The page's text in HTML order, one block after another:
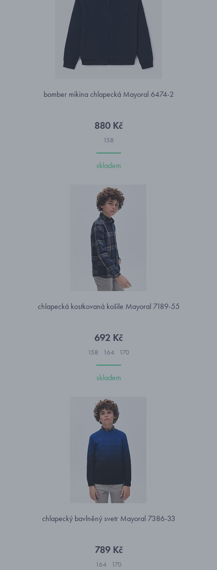
bomber mikina chlapecká Mayoral 6474-2
880 Kč
158
skladem
chlapecká kostkovaná košile Mayoral 7189-55
692 Kč
158 164 170
skladem
chlapecký bavlněný svetr Mayoral 7386-33
789 Kč
164 170